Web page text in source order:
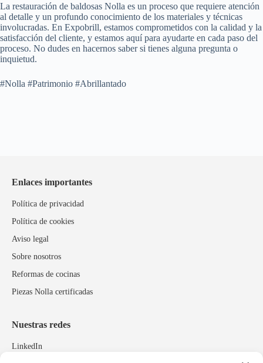
La restauración de baldosas Nolla es un proceso que requiere atención
al detalle y un profundo conocimiento de los materiales y técnicas
involucradas. En Expobrill, estamos comprometidos con la calidad y la
satisfacción del cliente, y estamos aquí para ayudarte en cada paso del
proceso. No dudes en hacernos saber si tienes alguna pregunta o
inquietud.
#Nolla #Patrimonio #Abrillantado
Enlaces importantes
Política de privacidad
Política de cookies
Aviso legal
Sobre nosotros
Reformas de cocinas
Piezas Nolla certificadas
Nuestras redes
LinkedIn